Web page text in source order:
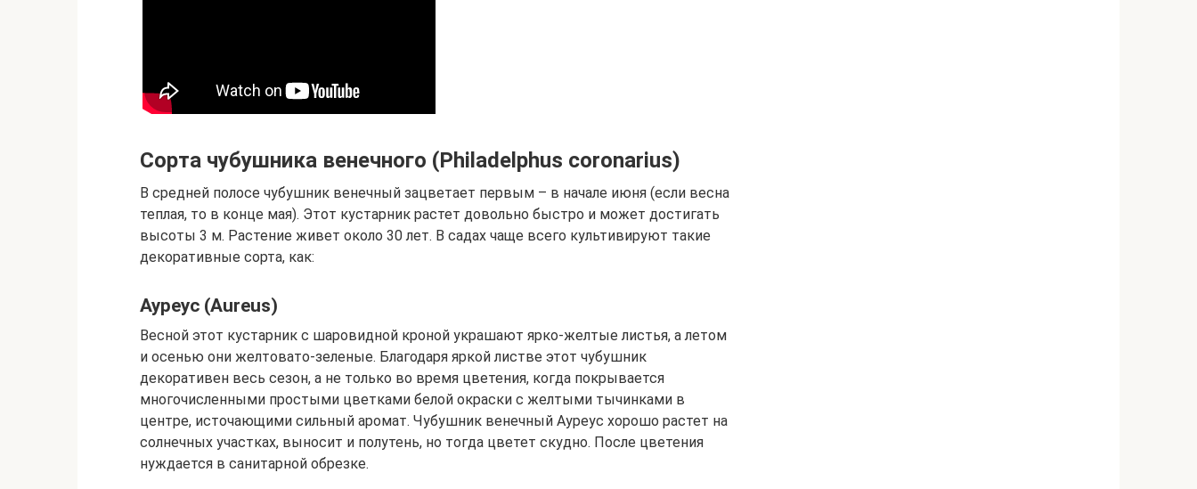
Сорта чубушника венечного (Philadelphus coronarius)
В средней полосе чубушник венечный зацветает первым – в начале июня (если весна
теплая, то в конце мая). Этот кустарник растет довольно быстро и может достигать
высоты 3 м. Растение живет около 30 лет. В садах чаще всего культивируют такие
декоративные сорта, как:
Ауреус (Aureus)
Весной этот кустарник с шаровидной кроной украшают ярко-желтые листья, а летом
и осенью они желтовато-зеленые. Благодаря яркой листве этот чубушник
декоративен весь сезон, а не только во время цветения, когда покрывается
многочисленными простыми цветками белой окраски с желтыми тычинками в
центре, источающими сильный аромат. Чубушник венечный Ауреус хорошо растет на
солнечных участках, выносит и полутень, но тогда цветет скудно. После цветения
нуждается в санитарной обрезке.